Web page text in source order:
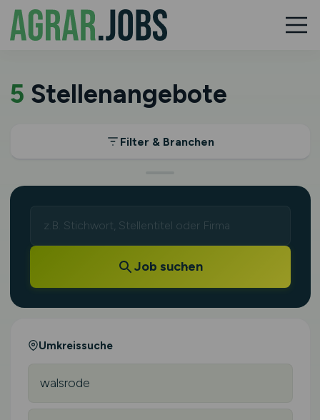
5 Stellenangebote
Filter & Branchen
Job suchen
Umkreissuche